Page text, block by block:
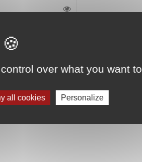
over what you want
all cookies Personalize
compte